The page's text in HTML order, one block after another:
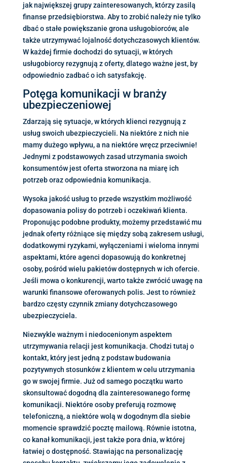
jak największej grupy zainteresowanych, którzy zasilą
finanse przedsiębiorstwa. Aby to zrobić należy nie tylko
dbać o stałe powiększanie grona usługobiorców, ale
także utrzymywać lojalność dotychczasowych klientów.
W każdej firmie dochodzi do sytuacji, w których
usługobiorcy rezygnują z oferty, dlatego ważne jest, by
odpowiednio zadbać o ich satysfakcję.
Potęga komunikacji w branży
ubezpieczeniowej
Zdarzają się sytuacje, w których klienci rezygnują z
usług swoich ubezpieczycieli. Na niektóre z nich nie
mamy dużego wpływu, a na niektóre wręcz przeciwnie!
Jednymi z podstawowych zasad utrzymania swoich
konsumentów jest oferta stworzona na miarę ich
potrzeb oraz odpowiednia komunikacja.
Wysoka jakość usług to przede wszystkim możliwość
dopasowania polisy do potrzeb i oczekiwań klienta.
Proponując podobne produkty, możemy przedstawić mu
jednak oferty różniące się między sobą zakresem usługi,
dodatkowymi ryzykami, wyłączeniami i wieloma innymi
aspektami, które agenci dopasowują do konkretnej
osoby, pośród wielu pakietów dostępnych w ich ofercie.
Jeśli mowa o konkurencji, warto także zwrócić uwagę na
warunki finansowe oferowanych polis. Jest to również
bardzo częsty czynnik zmiany dotychczasowego
ubezpieczyciela.
Niezwykle ważnym i niedocenionym aspektem
utrzymywania relacji jest komunikacja. Chodzi tutaj o
kontakt, który jest jedną z podstaw budowania
pozytywnych stosunków z klientem w celu utrzymania
go w swojej firmie. Już od samego początku warto
skonsultować dogodną dla zainteresowanego formę
komunikacji. Niektóre osoby preferują rozmowę
telefoniczną, a niektóre wolą w dogodnym dla siebie
momencie sprawdzić pocztę mailową. Równie istotna,
co kanał komunikacji, jest także pora dnia, w której
łatwiej o dostępność. Stawiając na personalizację